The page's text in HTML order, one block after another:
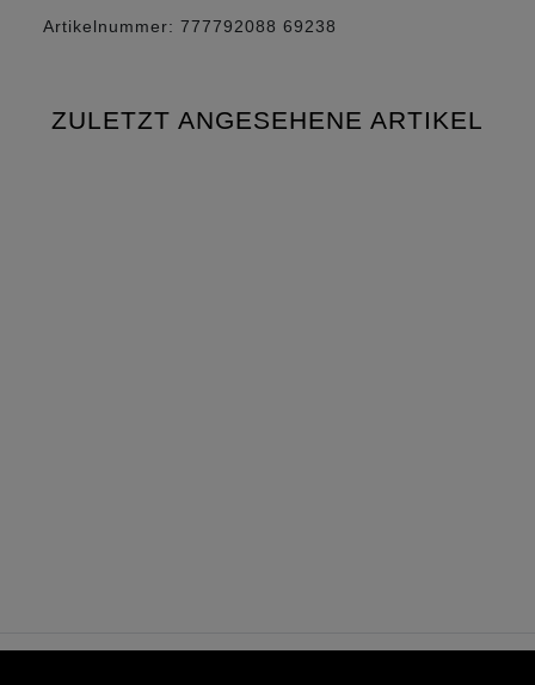
Artikelnummer: 777792088 69238
ZULETZT ANGESEHENE ARTIKEL